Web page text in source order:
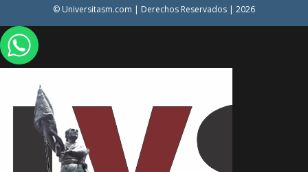
© Universitasm.com | Derechos Reservados | 2026